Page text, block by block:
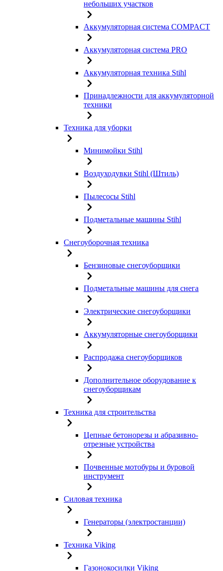
небольших участков
Аккумуляторная система COMPACT
Аккумуляторная система PRO
Аккумуляторная техника Stihl
Принадлежности для аккумуляторной
техники
Техника для уборки
Минимойки Stihl
Воздуходувки Stihl (Штиль)
Пылесосы Stihl
Подметальные машины Stihl
Снегоуборочная техника
Бензиновые снегоуборщики
Подметальные машины для снега
Электрические снегоуборщики
Аккумуляторные снегоуборщики
Распродажа снегоуборщиков
Дополнительное оборудование к
снегоуборщикам
Техника для строительства
Цепные бетонорезы и абразивно-
отрезные устройства
Почвенные мотобуры и буровой
инструмент
Силовая техника
Генераторы (электростанции)
Техника Viking
Газонокосилки Viking